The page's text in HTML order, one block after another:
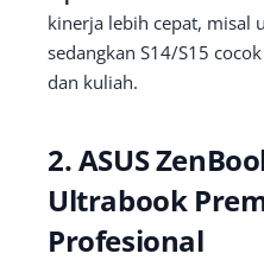
kinerja lebih cepat, misal
sedangkan S14/S15
dan kuliah.
2. ASUS
Ultrabook
Profesional